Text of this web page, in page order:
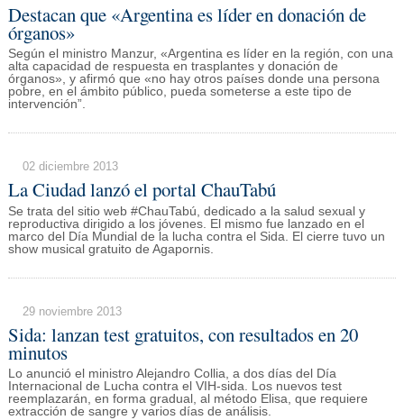
Destacan que «Argentina es líder en donación de
órganos»
Según el ministro Manzur, «Argentina es líder en la región, con una
alta capacidad de respuesta en trasplantes y donación de
órganos», y afirmó que «no hay otros países donde una persona
pobre, en el ámbito público, pueda someterse a este tipo de
intervención”.
02 diciembre 2013
La Ciudad lanzó el portal ChauTabú
Se trata del sitio web #ChauTabú, dedicado a la salud sexual y
reproductiva dirigido a los jóvenes. El mismo fue lanzado en el
marco del Día Mundial de la lucha contra el Sida. El cierre tuvo un
show musical gratuito de Agapornis.
29 noviembre 2013
Sida: lanzan test gratuitos, con resultados en 20
minutos
Lo anunció el ministro Alejandro Collia, a dos días del Día
Internacional de Lucha contra el VIH-sida. Los nuevos test
reemplazarán, en forma gradual, al método Elisa, que requiere
extracción de sangre y varios días de análisis.